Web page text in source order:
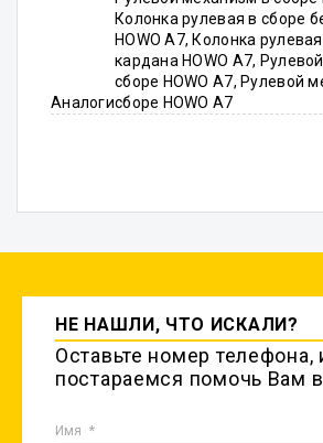
Аналоги
Колонка рулевая в сборе
HOWO A7, Колонка
кардана HOWO A7,
сборе HOWO A7, Рулевой
сборе HOWO A7
НЕ НАШЛИ, ЧТО ИСКАЛИ?
Оставьте номер телефона,
постараемся помочь Вам
Имя